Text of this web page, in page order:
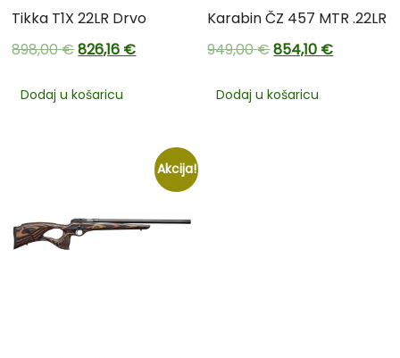
Tikka T1X 22LR Drvo
898,00€826,16 €
Dodaj u košaricu
Karabin ČZ 457 MTR .22LR
949,00€854,10 €
Dodaj u košaricu
Akcija!